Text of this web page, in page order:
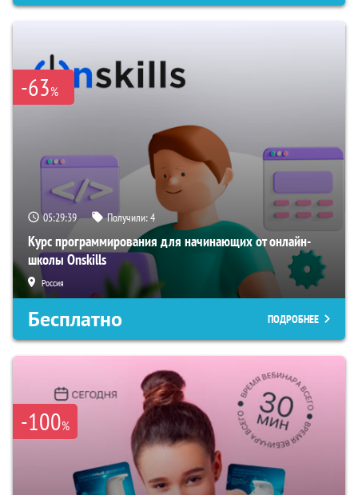
-63%
05:29:38 Получили:4
Курс программирования для начинающих от онлайн-
школы Onskills
Россия
Бесплатно ПОДРОБНЕЕ
-100%